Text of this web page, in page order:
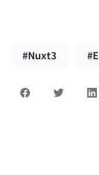
#Nuxt3